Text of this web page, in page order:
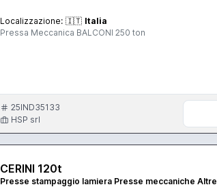
Localizzazione: 🇮🇹 Italia
Pressa Meccanica BALCONI 250 ton
25IND35133
HSP srl
CERINI 120t
Presse stampaggio lamiera Presse meccaniche Altre